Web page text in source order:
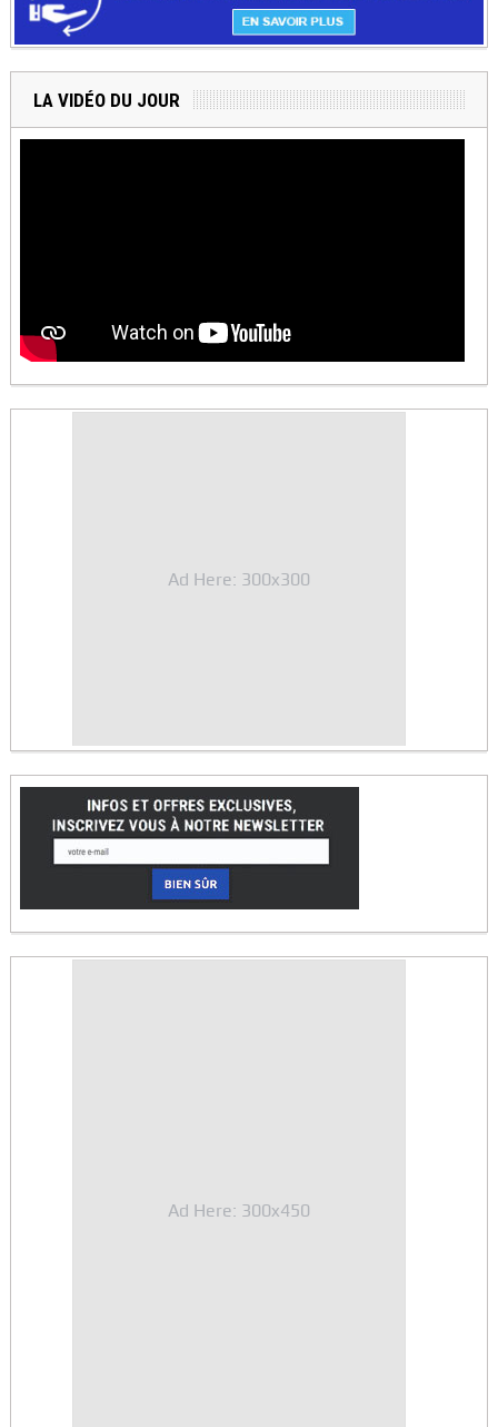
LA VIDÉO DU JOUR
Ad Here: 300x300
Ad Here: 300x450